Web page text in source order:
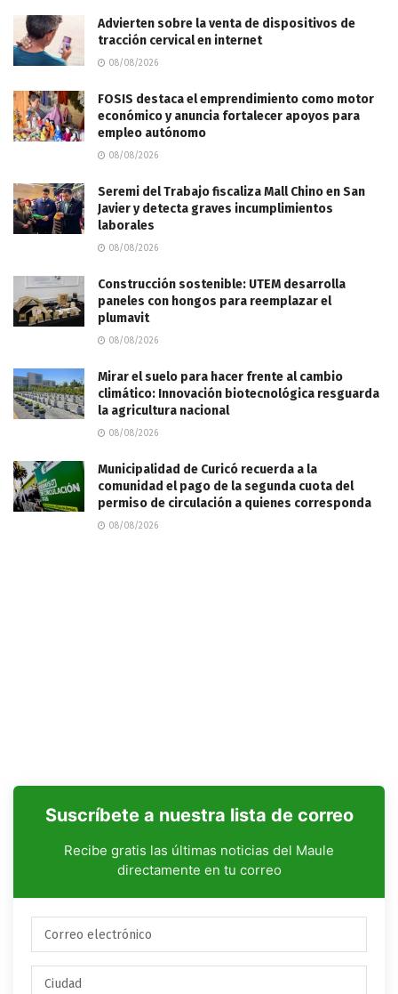
Advierten sobre la venta de dispositivos de
tracción cervical en internet
08/08/2026
FOSIS destaca el emprendimiento como motor
económico y anuncia fortalecer apoyos para
empleo autónomo
08/08/2026
Seremi del Trabajo fiscaliza Mall Chino en San
Javier y detecta graves incumplimientos
laborales
08/08/2026
Construcción sostenible: UTEM desarrolla
paneles con hongos para reemplazar el
plumavit
08/08/2026
Mirar el suelo para hacer frente al cambio
climático: Innovación biotecnológica resguarda
la agricultura nacional
08/08/2026
Municipalidad de Curicó recuerda a la
comunidad el pago de la segunda cuota del
permiso de circulación a quienes corresponda
08/08/2026
Suscríbete a nuestra lista de correo
Recibe gratis las últimas noticias del Maule
directamente en tu correo